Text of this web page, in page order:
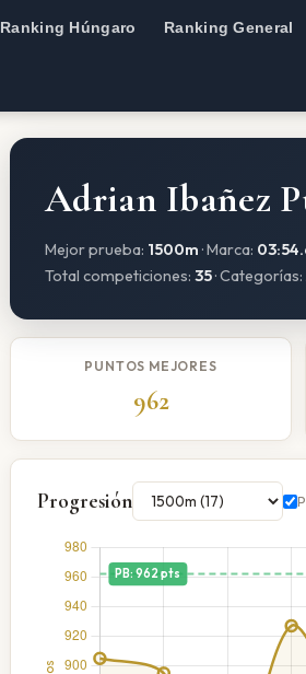
Ranking Húngaro Ranking General
Adrian Ibañez
Mejor prueba: 1500m · Marca:
Total competiciones: 35· Categorías:
PUNTOS MEJORES
962
Progresión